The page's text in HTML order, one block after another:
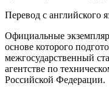
Перевод с английского
Официальные
основе которого
межгосударственный
агентстве по
Российской Федерации.